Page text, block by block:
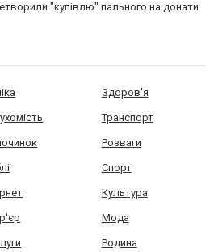
"купівлю" пального на донати
Здоров'я
Транспорт
Розваги
Спорт
Культура
Мода
Родина